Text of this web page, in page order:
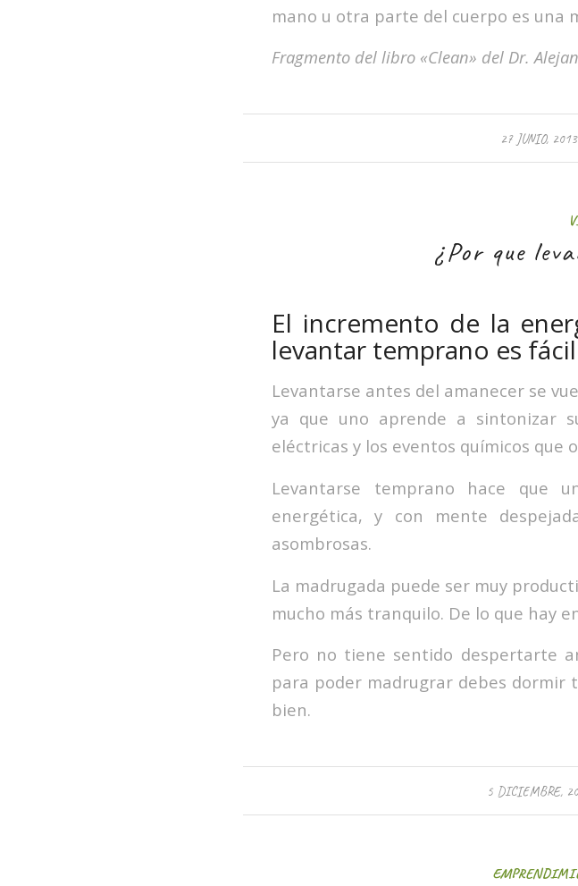
mano u otra parte del cuerpo es una
Fragmento del libro «Clean» del Dr.
27 JUNIO, 2013
¿Por que
El incremento de la
levantar temprano es
Levantarse antes del amanecer se
ya que uno aprende a sintonizar
eléctricas y los eventos químicos que
Levantarse temprano hace que
energética, y con mente
asombrosas.
La madru­gada puede ser muy
mucho más tran­quilo. De lo que hay
Pero no tiene sen­tido des­per­tarte
para poder madrugrar debes dor­mir
bien.
5 DICIEMBRE,